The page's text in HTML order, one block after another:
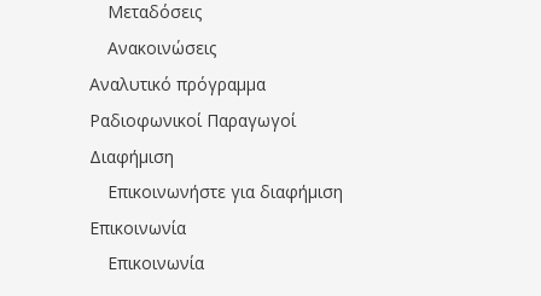
Μεταδόσεις
Ανακοινώσεις
Αναλυτικό πρόγραμμα
Ραδιοφωνικοί Παραγωγοί
Διαφήμιση
Επικοινωνήστε για διαφήμιση
Επικοινωνία
Επικοινωνία